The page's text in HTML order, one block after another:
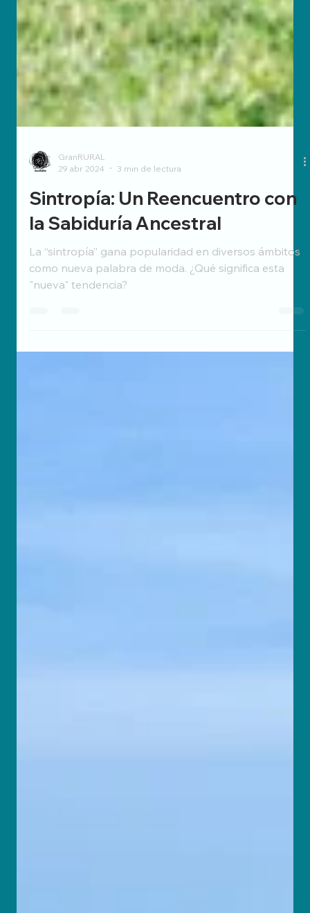
GranRURAL
29 abr 2024
3 min de lectura
Sintropía: Un Reencuentro con
la Sabiduría Ancestral